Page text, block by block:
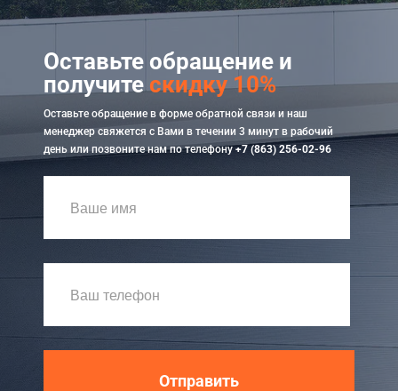
Оставьте обращение и
получитескидку 10%
Оставьте обращение в форме обратной связи и наш
менеджер свяжется с Вами в течении 3 минут в рабочий
день или позвоните нам по телефону+7 (863) 256-02-96
Отправить